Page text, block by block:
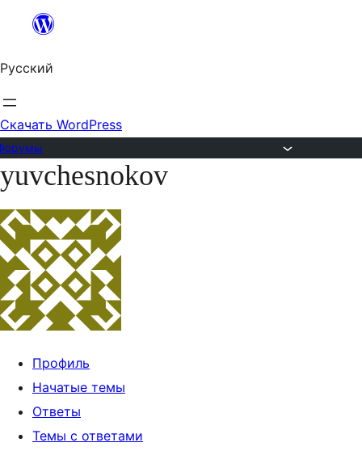
Перейти
содержимому
Русский
Скачать WordPress
Перейти
к
содержимому
yuvchesnokov
Профиль
Начатые темы
Ответы
Темы с ответами